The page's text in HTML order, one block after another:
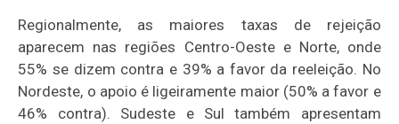
Regionalmente, as maiores taxas de rejeição
aparecem nas regiões Centro-Oeste e Norte, onde
55% se dizem contra e 39% a favor da reeleição. No
Nordeste, o apoio é ligeiramente maior (50% a favor e
46% contra). Sudeste e Sul também apresentam